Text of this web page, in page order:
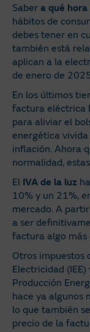
Saber a qué
hábitos de
debes tener en
también está
aplican a la
de enero de
En los últimos
factura eléctrica
para aliviar el
energética
inflación. Ahora
normalidad,
El IVA de la luz
10% y un 21%,
mercado. A
a ser
factura algo más
Otros impuestos
Electricidad
Producción
hace ya algunos
lo que también
precio de la